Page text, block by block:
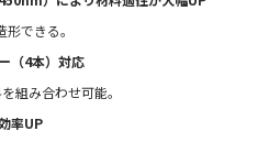
できる。
（4本）対応
組み合わせ可能。
率UP